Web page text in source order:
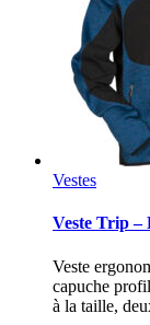
Vestes
Veste Trip –
Veste
capuche
à la taille,